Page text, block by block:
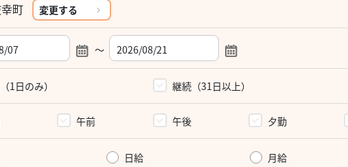
町 変更する
～
1日のみ） 継続（31日以上）
午前 午後 夕勤
日給 月給